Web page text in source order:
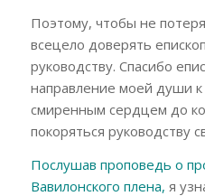
Поэтому, чтобы не
всецело доверять
руководству. Спасибо
направление моей души
смиренным сердцем до
покоряться руководству
Послушав проповедь о
Вавилонского плена, я